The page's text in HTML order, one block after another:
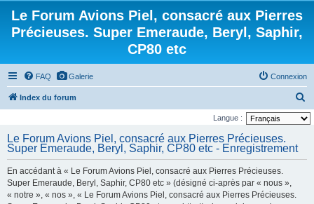
Le Forum Avions Piel, consacré aux Pierres
Précieuses. Super Emeraude, Beryl, Saphir,
CP80 etc
FAQ Galerie Connexion
Index du forum
e
Langue :
Le Forum Avions Piel, consacré aux Pierres Précieuses.
Super Emeraude, Beryl, Saphir, CP80 etc - Enregistrement
En accédant à « Le Forum Avions Piel, consacré aux Pierres Précieuses.
Super Emeraude, Beryl, Saphir, CP80 etc » (désigné ci-après par « nous »,
« notre », « nos », « Le Forum Avions Piel, consacré aux Pierres Précieuses.